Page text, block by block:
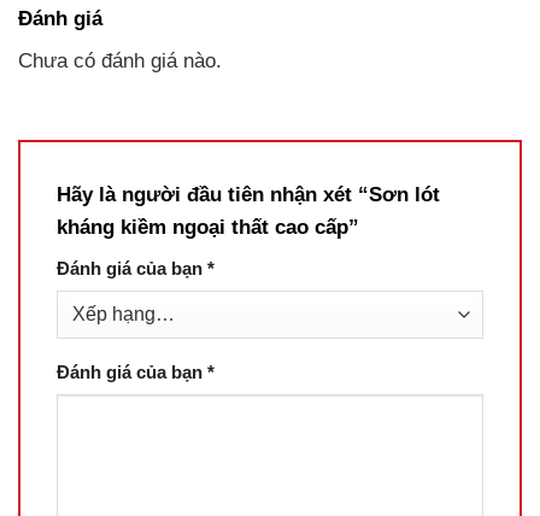
Đánh giá
Chưa có đánh giá nào.
Hãy là người đầu tiên nhận xét “Sơn lót
kháng kiềm ngoại thất cao cấp”
Đánh giá của bạn *
Đánh giá của bạn *